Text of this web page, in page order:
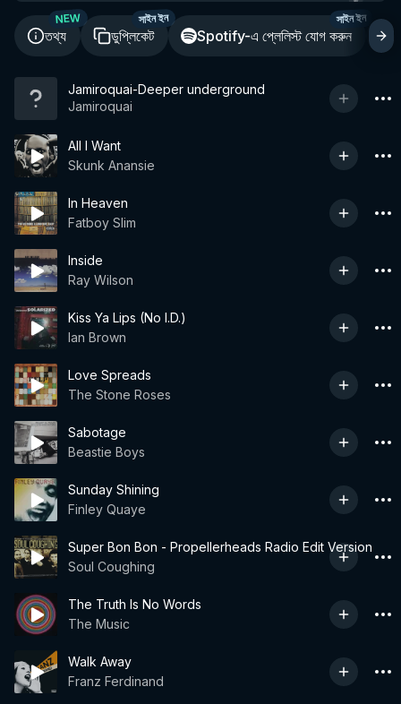
তথ্য
NEW
ডুপ্লিকেট
সাইন ইন
Spotify-এ প্লেলিস্ট যোগ করুন
সাইন ইন
Jamiroquai-Deeper underground
Jamiroquai
All I Want
Skunk Anansie
In Heaven
Fatboy Slim
Inside
Ray Wilson
Kiss Ya Lips (No I.D.)
Ian Brown
Love Spreads
The Stone Roses
Sabotage
Beastie Boys
Sunday Shining
Finley Quaye
Super Bon Bon - Propellerheads Radio Edit Version
Soul Coughing
The Truth Is No Words
The Music
Walk Away
Franz Ferdinand